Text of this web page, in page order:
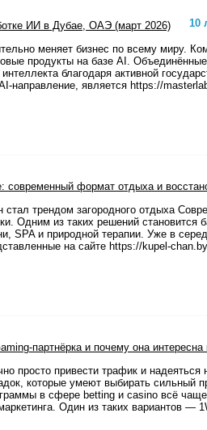
10
меняет бизнес по всему миру.
продукты на базе AI.
интеллекта благодаря активной
направление, является https://
стал трендом загородного отдыха
Одним из таких решений
SPA и природной терапии. Уже в
на сайте https://kupel-
просто привести трафик и
которые умеют выбирать сильный
в сфере betting и casino всё
Один из таких вариантов —